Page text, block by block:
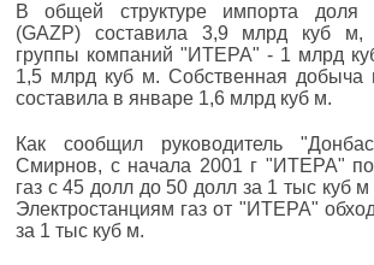
В общей структуре импорта
(GAZP) составила 3,9 млрд куб м,
группы компаний "ИТЕРА" - 1 млрд
1,5 млрд куб м. Собственная добыча
составила в январе 1,6 млрд куб м.
Как сообщил руководитель
Смирнов, с начала 2001 г "ИТЕРА"
газ с 45 долл до 50 долл за 1 тыс куб
Электростанциям газ от "ИТЕРА"
за 1 тыс куб м.